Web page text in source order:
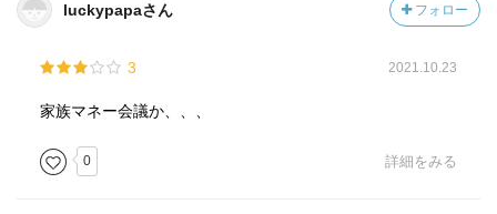
luckypapaさん フォロー
3 2021.10.23
家族マネー会議か、、、
0 詳細をみる